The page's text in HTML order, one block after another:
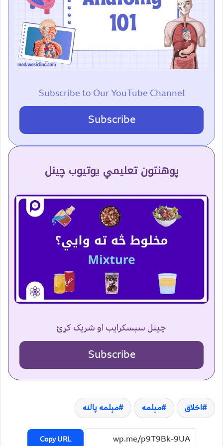
Subscribe to Our YouTube Channel
Subscribe
پوهنتون تعلیمي یوتیوب چینل
چینل سبسکرایب او شریک کړئ
Subscribe
اخلاق مېلمه مېلمه پالنه
Copy URL